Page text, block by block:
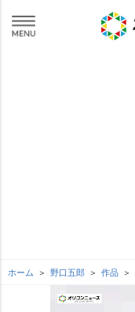
ホーム 野口五郎 作品